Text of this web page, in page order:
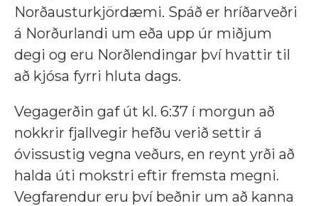
Norðausturkjördæmi. Spáð er hríðarveðri
á Norðurlandi um eða upp úr miðjum
degi og eru Norðlendingar því hvattir til
að kjósa fyrri hluta dags.
Vegagerðin gaf út kl. 6:37 í morgun að
nokkrir fjallvegir hefðu verið settir á
óvissustig vegna veðurs, en reynt yrði að
halda úti mokstri eftir fremsta megni.
Vegfarendur eru því beðnir um að kanna